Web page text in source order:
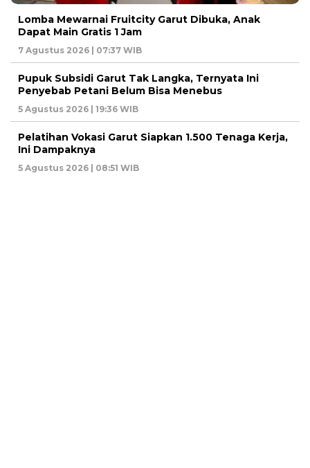
Lomba Mewarnai Fruitcity Garut Dibuka, Anak
Dapat Main Gratis 1 Jam
7 Agustus 2026 | 07:37 WIB
Pupuk Subsidi Garut Tak Langka, Ternyata Ini
Penyebab Petani Belum Bisa Menebus
5 Agustus 2026 | 19:36 WIB
Pelatihan Vokasi Garut Siapkan 1.500 Tenaga Kerja,
Ini Dampaknya
5 Agustus 2026 | 08:51 WIB